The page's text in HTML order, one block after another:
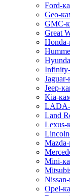
Ford-
Geo-
GMC-
Great
Jaguar-
Jeep-
Kia-
LADA-
Land
Lexus-
Mini-
Opel-